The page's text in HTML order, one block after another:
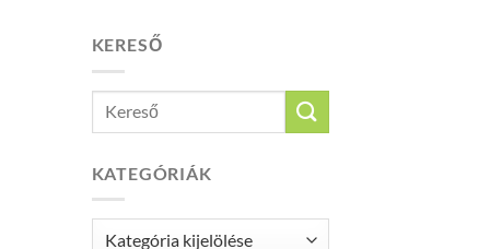
KERESŐ
KATEGÓRIÁK
Kategóriák